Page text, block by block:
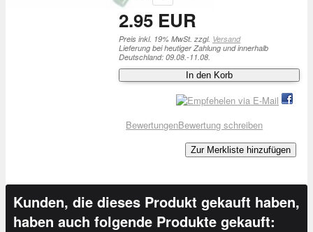
2.95 EUR
Preis inkl. 19% MwSt. zzgl. Versand
Lieferung bei heutiger Zahlung und innerhalb
Deutschland: 09.08.-11.08.
In den Korb
BewertungenBewertung schreiben
Zur Merkliste hinzufügen
Kunden, die dieses Produkt gekauft haben,
haben auch folgende Produkte gekauft: